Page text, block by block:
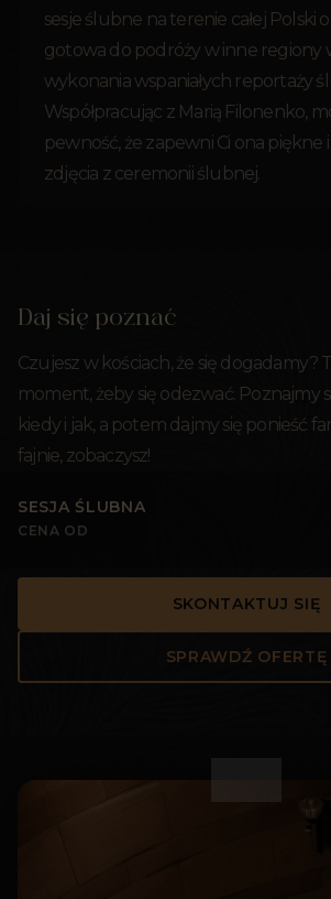
sesje ślubne na terenie całej Polski
gotowa do podróży w inne regiony
wykonania wspaniałych reportaży
Współpracując z Marią Filonenko,
pewność, że zapewni Ci ona piękne
zdjęcia z ceremonii ślubnej.
Daj się poznać
Czujesz w kościach, że się dogadamy?
moment, żeby się odezwać. Poznajmy
kiedy i jak, a potem dajmy się ponieść
fajnie, zobaczysz!
SESJA ŚLUBNA
CENA OD
SKONTAKTUJ SIĘ
SPRAWDŹ OFERTĘ